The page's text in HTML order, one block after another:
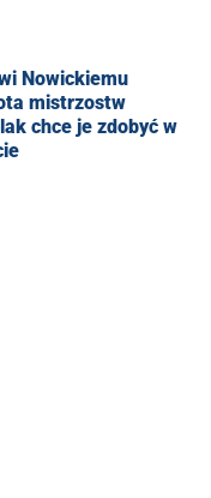
Nowickiemu
mistrzostw
chce je zdobyć w